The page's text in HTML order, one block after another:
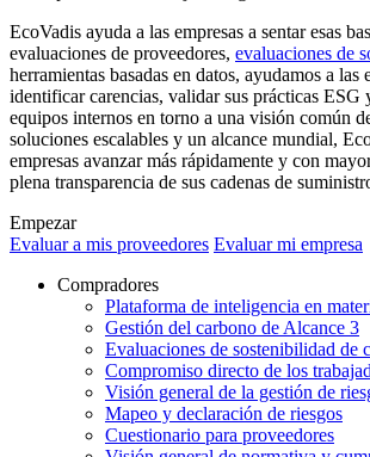
EcoVadis ayuda a las empresas a sentar esas
evaluaciones de proveedores, evaluaciones de
herramientas basadas en datos, ayudamos a las
identificar carencias, validar sus prácticas ESG
equipos internos en torno a una visión común
soluciones escalables y un alcance mundial,
empresas avanzar más rápidamente y con
plena transparencia de sus cadenas de
Empezar
Evaluar a mis proveedores Evaluar mi empresa
Compradores
Plataforma de inteligencia en
Gestión del carbono de Alcance 3
Evaluaciones de sostenibilidad de
Compromiso directo de los
Visión general de la gestión de
Mapeo y declaración de riesgos
Cuestionario para proveedores